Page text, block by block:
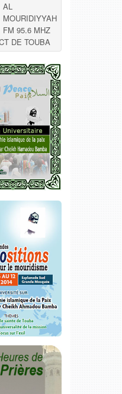
AL
MOURIDIYYAH
FM 95.6 MHZ
DE TOUBA